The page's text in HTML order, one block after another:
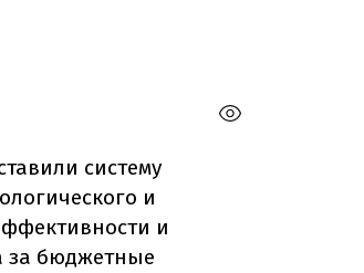
систему
и
и
за бюджетные